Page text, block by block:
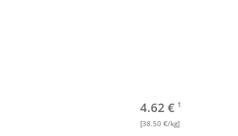
4.62 € 1
[38.50 €/kg]